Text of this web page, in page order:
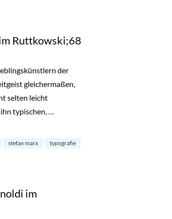
Ruttkowski;68
der
gleichermaßen,
selten leicht
typischen, …
stefan marx
typografie
im